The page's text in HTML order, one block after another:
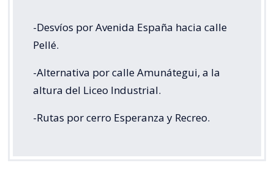
-Desvíos por Avenida España hacia calle
Pellé.
-Alternativa por calle Amunátegui, a la
altura del Liceo Industrial.
-Rutas por cerro Esperanza y Recreo.